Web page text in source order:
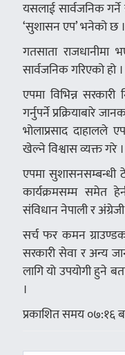
यसलाई सार्वजनिक
‘सुशासन एप’ भनेको छ ।
गतसाता
सार्वजनिक गरिएको हो ।
एपमा विभिन्न
गर्नुपर्ने प्रक्रियाबारे
भोलाप्रसाद दाहालले
खेल्ने विश्वास व्यक्त गरे ।
एपमा सुशासनसम्बन्धी
कार्यक्रमसम्म समेत
संविधान नेपाली र
सर्च फर कमन
सरकारी सेवा र अन्य
लागि यो उपयोगी हुने
।
प्रकाशित समय ०७:१६